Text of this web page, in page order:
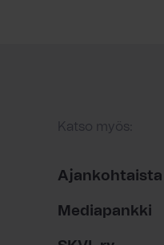
Katso myös:
Ajankohtaista
Mediapankki